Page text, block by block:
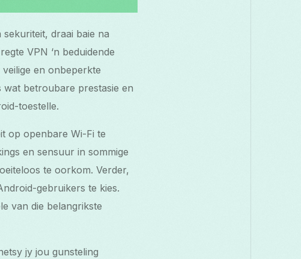
draai baie na
VPN ‘n beduidende
en onbeperkte
betroubare prestasie en
toestelle.
op openbare Wi-Fi te
en sensuur in sommige
te oorkom. Verder,
gebruikers te kies.
van die belangrikste
jy jou gunsteling